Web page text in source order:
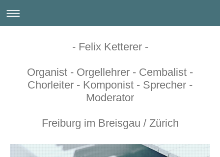
- Felix Ketterer -
Organist - Orgellehrer - Cembalist -
Chorleiter - Komponist - Sprecher -
Moderator
Freiburg im Breisgau / Zürich